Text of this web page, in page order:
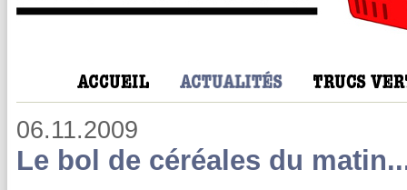
06.11.2009
Le bol de céréales du